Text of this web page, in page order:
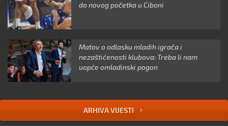
do novog početka u Ciboni
Matov o odlasku mladih igrača i
nezaštićenosti klubova: Treba li nam
uopće omladinski pogon
ARHIVA VIJESTI